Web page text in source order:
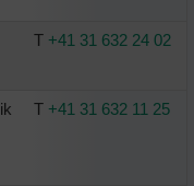
T +41 31 632 24 02
T +41 31 632 11 25